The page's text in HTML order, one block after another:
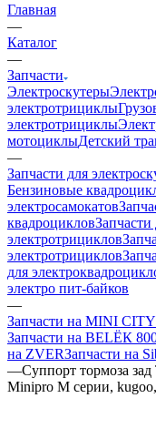
Главная
—
Каталог
—
Запчасти
Электроскутеры
электротрициклы
электротрициклы
мотоциклыДетский
—
Запчасти для
Бензиновые
электросамокатов
квадроциклов
электротрициклов
электротрициклов
для
электро пит-байков
—
Запчасти на MINI
Запчасти на BELЁК
на ZVERЗапчасти на
—Суппорт тормоза
Minipro M серии,